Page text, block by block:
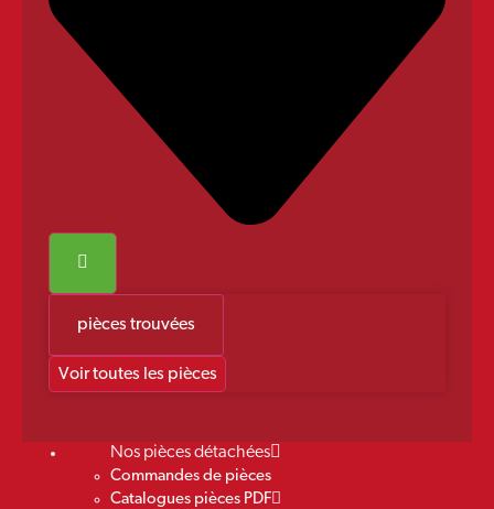
pièces trouvées
Voir toutes les pièces
Nos pièces détachées
Commandes de pièces
Catalogues pièces PDF